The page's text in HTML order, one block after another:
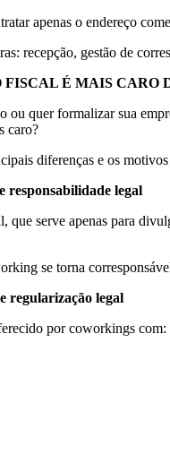
apenas o endereço
recepção, gestão de
FISCAL É MAIS CARO
ou quer formalizar sua
caro?
diferenças e os
responsabilidade legal
que serve apenas para
se torna
regularização legal
por coworkings com: